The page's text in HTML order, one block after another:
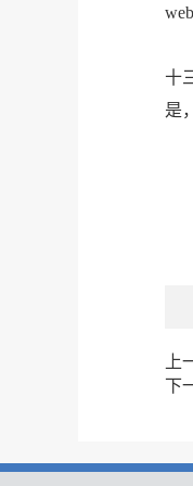
十
是
上
下